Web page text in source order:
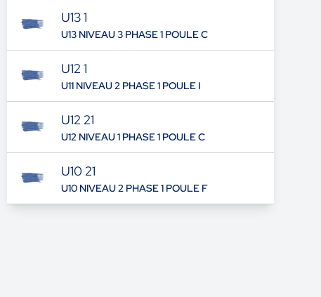
U13 1
U13 NIVEAU 3 PHASE 1 POULE C
U12 1
U11 NIVEAU 2 PHASE 1 POULE I
U12 21
U12 NIVEAU 1 PHASE 1 POULE C
U10 21
U10 NIVEAU 2 PHASE 1 POULE F